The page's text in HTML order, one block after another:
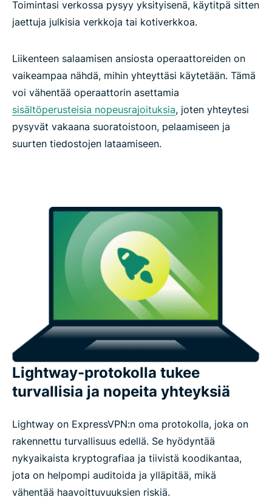
Toimintasi verkossa pysyy yksityisenä, käytitpä sitten
jaettuja julkisia verkkoja tai kotiverkkoa.
Liikenteen salaamisen ansiosta operaattoreiden on
vaikeampaa nähdä, mihin yhteyttäsi käytetään. Tämä
voi vähentää operaattorin asettamia
sisältöperusteisia nopeusrajoituksia, joten yhteytesi
pysyvät vakaana suoratoistoon, pelaamiseen ja
suurten tiedostojen lataamiseen.
Lightway-protokolla tukee
turvallisia ja nopeita yhteyksiä
Lightway on ExpressVPN:n oma protokolla, joka on
rakennettu turvallisuus edellä. Se hyödyntää
nykyaikaista kryptografiaa ja tiivistä koodikantaa,
jota on helpompi auditoida ja ylläpitää, mikä
vähentää haavoittuvuuksien riskiä.